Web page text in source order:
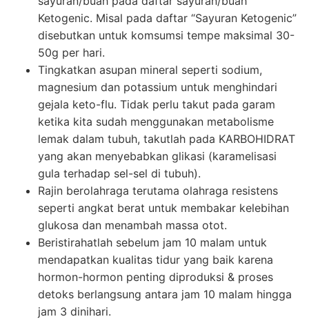
Ketogenic. Misal pada daftar “Sayuran Ketogenic”
disebutkan untuk komsumsi tempe maksimal 30-
50g per hari.
Tingkatkan asupan mineral seperti sodium,
magnesium dan potassium untuk menghindari
gejala keto-flu. Tidak perlu takut pada garam
ketika kita sudah menggunakan metabolisme
lemak dalam tubuh, takutlah pada KARBOHIDRAT
yang akan menyebabkan glikasi (karamelisasi
gula terhadap sel-sel di tubuh).
Rajin berolahraga terutama olahraga resistens
seperti angkat berat untuk membakar kelebihan
glukosa dan menambah massa otot.
Beristirahatlah sebelum jam 10 malam untuk
mendapatkan kualitas tidur yang baik karena
hormon-hormon penting diproduksi & proses
detoks berlangsung antara jam 10 malam hingga
jam 3 dinihari.